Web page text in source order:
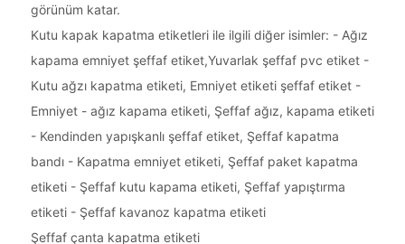
görünüm katar.
Kutu kapak kapatma etiketleri ile ilgili diğer isimler: - Ağız
kapama emniyet şeffaf etiket,Yuvarlak şeffaf pvc etiket -
Kutu ağzı kapatma etiketi, Emniyet etiketi şeffaf etiket -
Emniyet - ağız kapama etiketi, Şeffaf ağız, kapama etiketi
- Kendinden yapışkanlı şeffaf etiket, Şeffaf kapatma
bandı - Kapatma emniyet etiketi, Şeffaf paket kapatma
etiketi - Şeffaf kutu kapama etiketi, Şeffaf yapıştırma
etiketi - Şeffaf kavanoz kapatma etiketi
Şeffaf çanta kapatma etiketi